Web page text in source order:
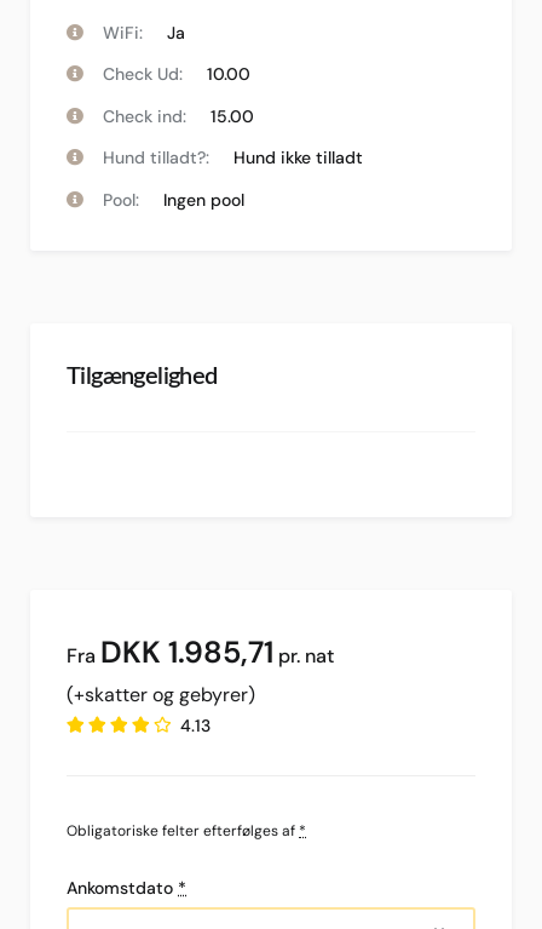
WiFi:
Ja
Check Ud:
10.00
Check ind:
15.00
Hund tilladt?:
Hund ikke tilladt
Pool:
Ingen pool
Tilgængelighed
DKK 1.985,71 pr. nat
(+skatter og gebyrer)
4.13
Obligatoriske felter efterfølges af *
Ankomstdato *